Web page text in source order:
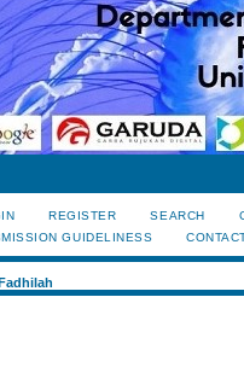
REGISTER SEARCH
GUIDELINESS